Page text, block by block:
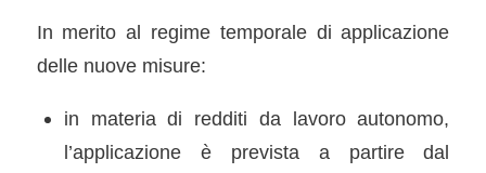
In merito al regime temporale di applicazione
delle nuove misure:
in materia di redditi da lavoro autonomo,
l’applicazione è prevista a partire dal